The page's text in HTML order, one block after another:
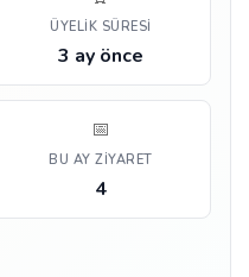
ÜYELIK SÜRESI
3 ay önce
📅
BU AY ZIYARET
4